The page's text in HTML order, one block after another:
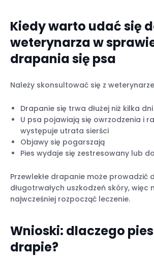
Kiedy warto udać się
weterynarza w
drapania się psa
Należy skonsultować się z
Drapanie się trwa dłużej niż kilka dni
U psa pojawiają się owrzodzenia i
występuje utrata sierści
Objawy się pogarszają
Pies wydaje się zestresowany lub
Przewlekłe drapanie może prowadzić
długotrwałych uszkodzeń skóry, więc
najwcześniej rozpocząć leczenie.
Wnioski: dlaczego
drapie?